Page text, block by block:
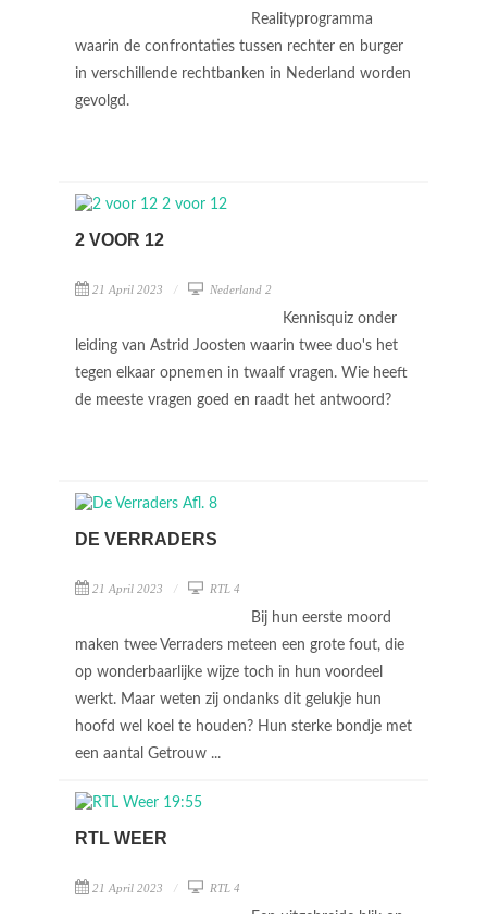
Realityprogramma
waarin de confrontaties tussen rechter en burger
in verschillende rechtbanken in Nederland worden
gevolgd.
2 VOOR 12
21 April 2023 Nederland 2
Kennisquiz onder
leiding van Astrid Joosten waarin twee duo's het
tegen elkaar opnemen in twaalf vragen. Wie heeft
de meeste vragen goed en raadt het antwoord?
DE VERRADERS
21 April 2023 RTL 4
Bij hun eerste moord
maken twee Verraders meteen een grote fout, die
op wonderbaarlijke wijze toch in hun voordeel
werkt. Maar weten zij ondanks dit gelukje hun
hoofd wel koel te houden? Hun sterke bondje met
een aantal Getrouw ...
RTL WEER
21 April 2023 RTL 4